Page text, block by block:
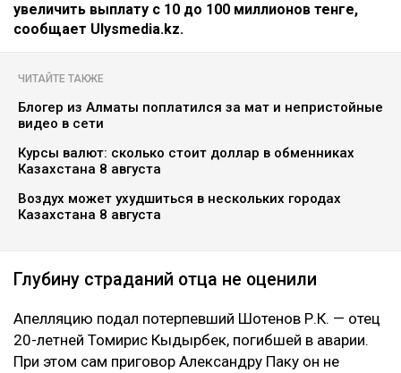
увеличить выплату с 10 до 100 миллионов тенге,
сообщает Ulysmedia.kz.
ЧИТАЙТЕ ТАКЖЕ
Блогер из Алматы поплатился за мат и непристойные
видео в сети
Курсы валют: сколько стоит доллар в обменниках
Казахстана 8 августа
Воздух может ухудшиться в нескольких городах
Казахстана 8 августа
Глубину страданий отца не оценили
Апелляцию подал потерпевший Шотенов Р.К. — отец
20-летней Томирис Кыдырбек, погибшей в аварии.
При этом сам приговор Александру Паку он не